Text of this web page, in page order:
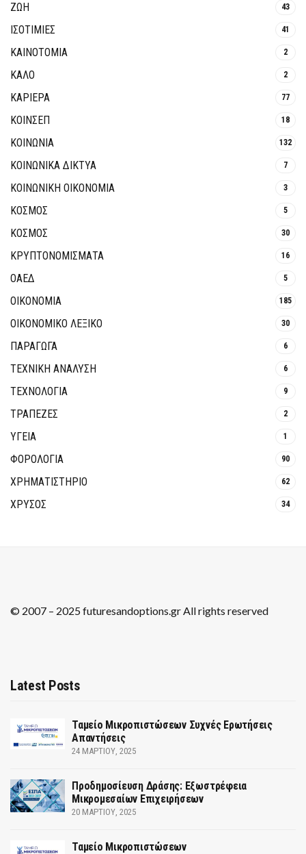
ΖΩΗ 43
ΙΣΟΤΙΜΙΕΣ 41
ΚΑΙΝΟΤΟΜΊΑ 2
ΚΑΛΟ 2
ΚΑΡΙΕΡΑ 77
ΚΟΙΝΣΕΠ 18
ΚΟΙΝΩΝΙΑ 132
ΚΟΙΝΩΝΙΚΆ ΔΊΚΤΥΑ 7
ΚΟΙΝΩΝΙΚΉ ΟΙΚΟΝΟΜΊΑ 3
ΚΟΣΜΟΣ 5
ΚΟΣΜΟΣ 30
ΚΡΥΠΤΟΝΟΜΊΣΜΑΤΑ 16
ΟΑΕΔ 5
ΟΙΚΟΝΟΜΙΑ 185
ΟΙΚΟΝΟΜΙΚΟ ΛΕΞΙΚΟ 30
ΠΑΡΑΓΩΓΑ 6
ΤΕΧΝΙΚΗ ΑΝΑΛΥΣΗ 6
ΤΕΧΝΟΛΟΓΙΑ 9
ΤΡΆΠΕΖΕΣ 2
ΥΓΕΙΑ 1
ΦΟΡΟΛΟΓΙΑ 90
ΧΡΗΜΑΤΙΣΤΗΡΙΟ 62
ΧΡΥΣΟΣ 34
© 2007 – 2025 futuresandoptions.gr All rights reserved
Latest Posts
Ταμείο Μικροπιστώσεων Συχνές Ερωτήσεις
Απαντήσεις
24 ΜΑΡΤΊΟΥ, 2025
Προδημοσίευση Δράσης: Εξωστρέφεια
Μικρομεσαίων Επιχειρήσεων
20 ΜΑΡΤΊΟΥ, 2025
Ταμείο Μικροπιστώσεων